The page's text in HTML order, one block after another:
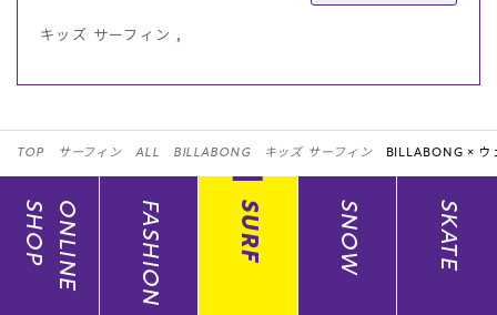
キッズ サーフィン ,
TOP サーフィン ALL BILLABONG キッズ サーフィン BILLABONG × ウ
ONLINE
SHOP FASHION SURF SNOW SKATE